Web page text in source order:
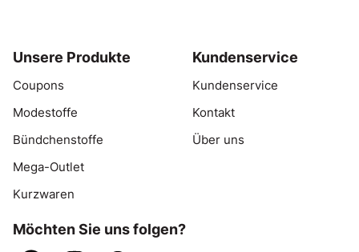
Unsere Produkte
Coupons
Modestoffe
Bündchenstoffe
Mega-Outlet
Kurzwaren
Kundenservice
Kundenservice
Kontakt
Über uns
Möchten Sie uns folgen?